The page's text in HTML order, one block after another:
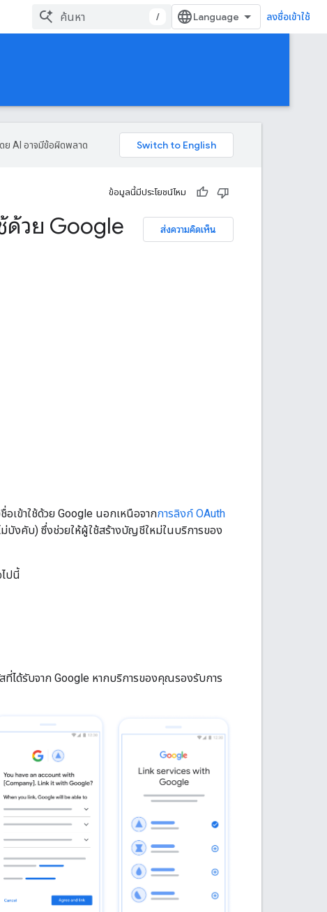
/ ลงชื่อเข้าใช้
ย AI อาจมีข้อผิดพลาด
ข้อมูลนี้มีประโยชน์ไหม
ส่งความคิดเห็น
ด้วย Google
อเข้าใช้ด้วย Google นอกเหนือจากการลิงก์ OAuth
ม่บังคับ) ซึ่งช่วยให้ผู้ใช้สร้างบัญชีใหม่ในบริการของ
ปนี้
ที่ได้รับจาก Google หากบริการของคุณรองรับการ